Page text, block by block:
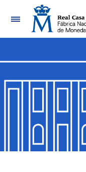
Show/Hide
Show/Hide
Show/Hide